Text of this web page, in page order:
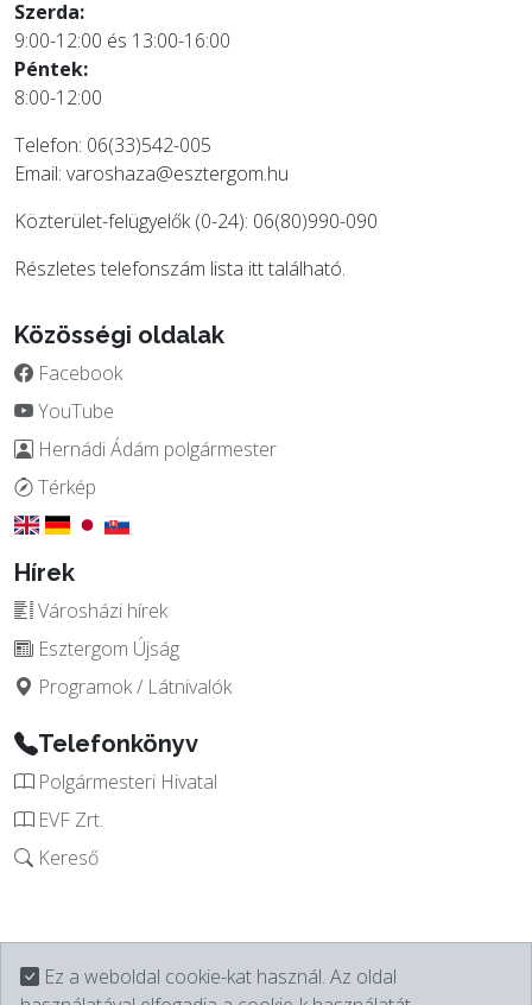
Ez a weboldal cookie-kat használ. Az oldal
Szerda:
9:00-12:00 és 13:00-16:00
Péntek:
8:00-12:00
Telefon: 06(33)542-005
Email: varoshaza@esztergom.hu
Közterület-felügyelők (0-24): 06(80)990-090
Részletes telefonszám lista itttalálható.
Közösségi oldalak
Facebook
YouTube
Hernádi Ádám polgármester
Térkép
Hírek
Városházi hírek
Esztergom Újság
Programok / Látnivalók
Telefonkönyv
Polgármesteri Hivatal
EVF Zrt.
Kereső